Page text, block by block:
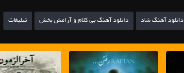
دانلود آهنگ شاد دانلود آهنگ بی کلام و آرامش بخش تبلیغات